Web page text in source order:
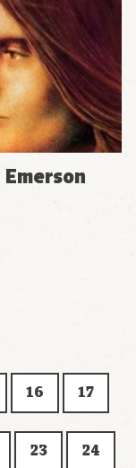
16 17
23 24